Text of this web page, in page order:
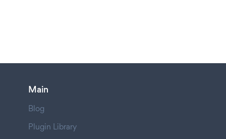
Main
Blog
Plugin Library